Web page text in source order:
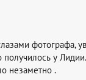
фотографа,
получилось у
незаметно .